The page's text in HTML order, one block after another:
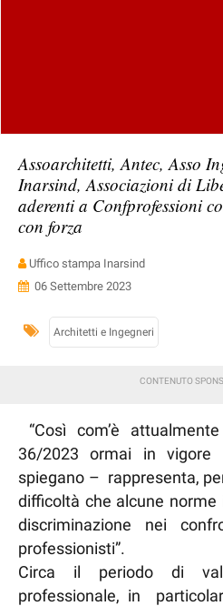
Assoarchitetti, Antec, Asso
Inarsind, Associazioni di
aderenti a Confprofessioni
con forza
Uffico stampa Inarsind
06 Settembre 2023
Architetti e Ingegneri
“Così com’è
36/2023 ormai in
spiegano – rappresenta,
difficoltà che alcune
discriminazione nei
professionisti”.
Circa il periodo di
professionale, in